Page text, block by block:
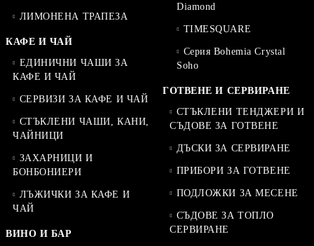
ЛИМОНЕНА ТРАПЕЗА
КАФЕ И ЧАЙ
ЕДИНИЧНИ ЧАШИ ЗА
КАФЕ И ЧАЙ
СЕРВИЗИ ЗА КАФЕ И ЧАЙ
СТЪКЛЕНИ ЧАШИ, КАНИ,
ЧАЙНИЦИ
ЗАХАРНИЦИ И
БОНБОНИЕРИ
ЛЪЖИЧКИ ЗА КАФЕ И
ЧАЙ
ВИНО И БАР
Diamond
TIMESQUARE
Серия Bohemia Crystal
Soho
ГОТВЕНЕ И СЕРВИРАНЕ
СТЪКЛЕНИ ТЕНДЖЕРИ И
СЪДОВЕ ЗА ГОТВЕНЕ
ДЪСКИ ЗА СЕРВИРАНЕ
ПРИБОРИ ЗА ГОТВЕНЕ
ПОДЛОЖКИ ЗА МЕСЕНЕ
СЪДОВЕ ЗА ТОПЛО
СЕРВИРАНЕ